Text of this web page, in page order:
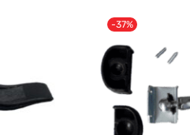
-37%